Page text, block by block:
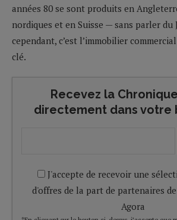
années 80 se sont produits en
nordiques et en Suisse — sans parler du
cependant, c’est l’immobilier
clé.
Recevez la
directement dans votre
J'accepte de recevoir une
d'offres de la part de partenaires
Agora